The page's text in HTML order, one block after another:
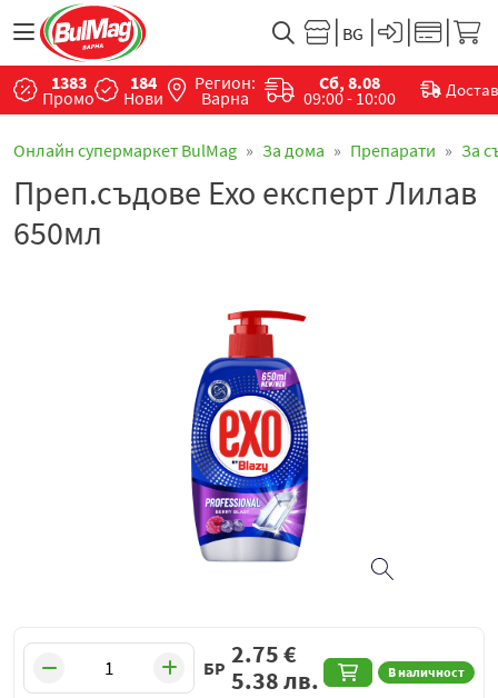
1383
Промо
184
Нови
Регион:
Варна
Сб, 8.08
09:00 - 10:00
Онлайн супермаркет BulMag За дома Препарати За
Преп.съдове Ехо експерт Лилав
650мл
БР В наличност
2.75€
5.38лв.